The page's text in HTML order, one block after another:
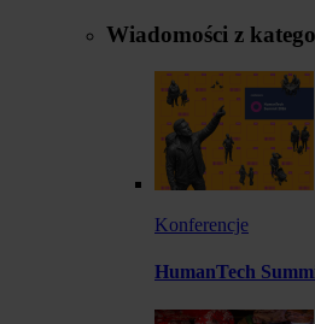
Wiadomości z
Konferencje
HumanTech